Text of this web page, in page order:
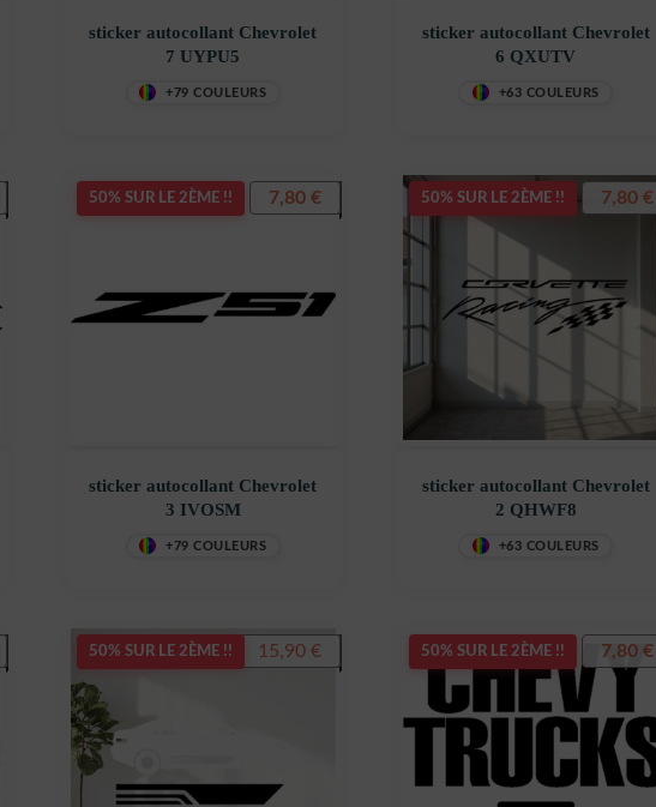
sticker autocollant Chevrolet
7 UYPU5
+79 COULEURS
sticker autocollant Chevrolet
6 QXUTV
+63 COULEURS
50% SUR LE 2ÈME !!
sticker autocollant Chevrolet
3 IVOSM
+79 COULEURS
7,80 € 50% SUR LE 2ÈME !!
sticker autocollant Chevrolet
2 QHWF8
+63 COULEURS
7,80€
50% SUR LE 2ÈME !!
19,90€
Le15,90 €Le
50% SUR LE 2ÈME !! 7,80€